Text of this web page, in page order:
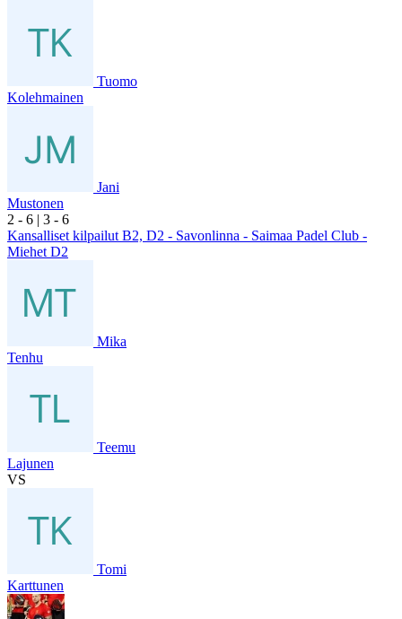
Tuomo
Kolehmainen
Jani
Mustonen
2 - 6 | 3 - 6
Kansalliset kilpailut B2, D2 - Savonlinna - Saimaa Padel Club -
Miehet D2
Mika
Tenhu
Teemu
Lajunen
VS
Tomi
Karttunen